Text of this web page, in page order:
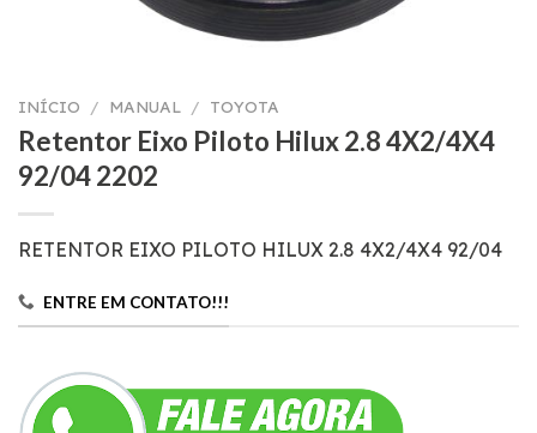
INÍCIO / MANUAL / TOYOTA
Retentor Eixo Piloto Hilux 2.8 4X2/4X4
92/04 2202
RETENTOR EIXO PILOTO HILUX 2.8 4X2/4X4 92/04
ENTRE EM CONTATO!!!